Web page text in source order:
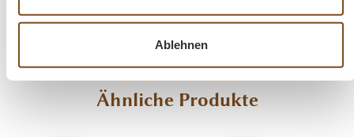
Ablehnen
Teak 2er Set Teakholz Stuhl Outdoor
(stapelbar)"
Ein schöner Teak Holz Gartenstuhl. Diese Teak
Produktgalerie überspringen
Ähnliche Produkte